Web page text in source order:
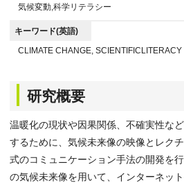
気候変動,科学リテラシー
キーワード(英語)
CLIMATE CHANGE, SCIENTIFICLITERACY
研究概要
温暖化の現状や因果関係、不確実性な
するために、気候未来像の映像とレク
式のコミュニケーション手法の開発を
の気候未来像を用いて、インターネッ